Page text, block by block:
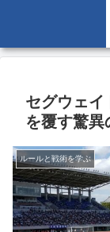
セグウェイ
を覆す驚
ルールと戦術を学ぶ